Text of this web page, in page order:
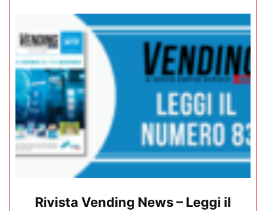
Rivista Vending News – Leggi il